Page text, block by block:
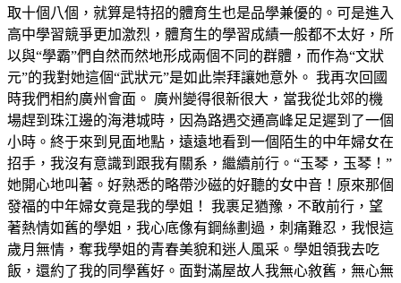
取十個八個，就算是特招的體育生也是品學兼優的。可是進入
高中學習競爭更加激烈，體育生的學習成績一般都不太好，所
以與“學霸”們自然而然地形成兩個不同的群體，而作為“文狀
元”的我對她這個“武狀元”是如此崇拜讓她意外。 我再次回國
時我們相約廣州會面。 廣州變得很新很大，當我從北郊的機
場趕到珠江邊的海港城時，因為路遇交通高峰足足遲到了一個
小時。終于來到見面地點，遠遠地看到一個陌生的中年婦女在
招手，我沒有意識到跟我有關系，繼續前行。“玉琴，玉琴！”
她開心地叫著。好熟悉的略帶沙磁的好聽的女中音！原來那個
發福的中年婦女竟是我的學姐！ 我裹足猶豫，不敢前行，望
著熱情如舊的學姐，我心底像有鋼絲劃過，刺痛難忍，我恨這
歲月無情，奪我學姐的青春美貌和迷人風采。學姐領我去吃
飯，還約了我的同學舊好。面對滿屋故人我無心敘舊，無心無